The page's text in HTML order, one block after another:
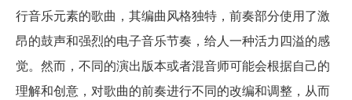
行音乐元素的歌曲，其编曲风格独特，前奏部分使用了激
昂的鼓声和强烈的电子音乐节奏，给人一种活力四溢的感
觉。然而，不同的演出版本或者混音师可能会根据自己的
理解和创意，对歌曲的前奏进行不同的改编和调整，从而